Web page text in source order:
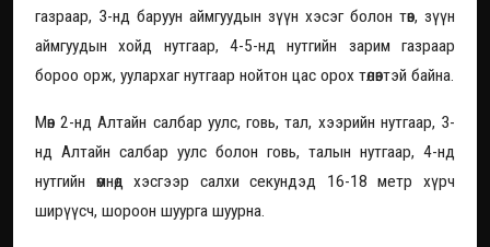
газраар, 3-нд баруун аймгуудын зүүн хэсэг болон төв, зүүн
аймгуудын хойд нутгаар, 4-5-нд нутгийн зарим газраар
бороо орж, уулархаг нутгаар нойтон цас орох төлөвтэй байна.
Мөн 2-нд Алтайн салбар уулс, говь, тал, хээрийн нутгаар, 3-
нд Алтайн салбар уулс болон говь, талын нутгаар, 4-нд
нутгийн өмнөд хэсгээр салхи секундэд 16-18 метр хүрч
ширүүсч, шороон шуурга шуурна.